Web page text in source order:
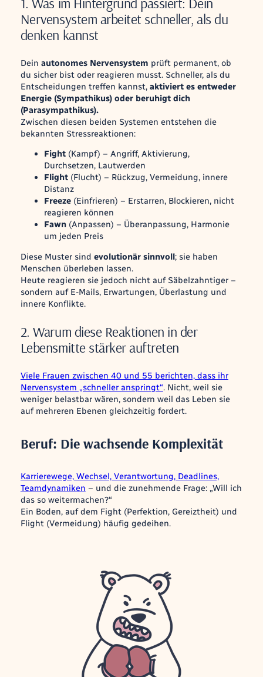
Nervensystem arbeitet schneller, als du
denken kannst
Dein autonomes Nervensystem prüft permanent, ob
du sicher bist oder reagieren musst. Schneller, als du
Entscheidungen treffen kannst, aktiviert es entweder
Energie (Sympathikus) oder beruhigt dich
(Parasympathikus).
Zwischen diesen beiden Systemen entstehen die
bekannten Stressreaktionen:
Fight(Kampf) – Angriff, Aktivierung,
Durchsetzen, Lautwerden
Flight(Flucht) – Rückzug, Vermeidung, innere
Distanz
Freeze(Einfrieren) – Erstarren, Blockieren, nicht
reagieren können
Fawn(Anpassen) – Überanpassung, Harmonie
um jeden Preis
Diese Muster sind evolutionär sinnvoll; sie haben
Menschen überleben lassen.
Heute reagieren sie jedoch nicht auf Säbelzahntiger –
sondern auf E-Mails, Erwartungen, Überlastung und
innere Konflikte.
2. Warum diese Reaktionen in der
Lebensmitte stärker auftreten
Viele Frauen zwischen 40 und 55 berichten, dass ihr
Nervensystem „schneller anspringt“. Nicht, weil sie
weniger belastbar wären, sondern weil das Leben sie
auf mehreren Ebenen gleichzeitig fordert.
Beruf: Die wachsende Komplexität
Karrierewege, Wechsel, Verantwortung, Deadlines,
Teamdynamiken – und die zunehmende Frage: „Will ich
das so weitermachen?“
Ein Boden, auf dem Fight (Perfektion, Gereiztheit) und
Flight (Vermeidung) häufig gedeihen.